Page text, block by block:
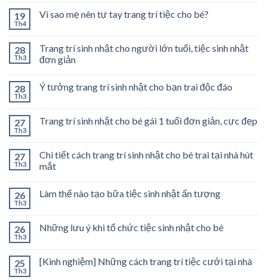
19
Th4
Vì sao mẹ nên tự tay trang trí tiệc cho bé?
28
Th3
Trang trí sinh nhật cho người lớn tuổi, tiệc sinh nhật
đơn giản
28
Th3
Ý tưởng trang trí sinh nhật cho bạn trai độc đáo
27
Th3
Trang trí sinh nhật cho bé gái 1 tuổi đơn giản, cực đẹp
27
Th3
Chi tiết cách trang trí sinh nhật cho bé trai tại nhà hút
mắt
26
Th3
Làm thế nào tạo bữa tiệc sinh nhật ấn tượng
26
Th3
Những lưu ý khi tổ chức tiệc sinh nhật cho bé
25
Th3
[Kinh nghiệm] Những cách trang trí tiệc cưới tại nhà